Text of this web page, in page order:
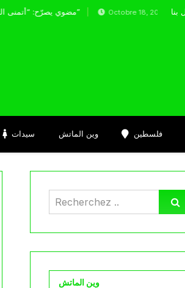
مضوي يصرّح: “أتمنى التوفيق لممثلي الكرة الجزائرية في المسابقات القارية” Octobre 18, 2025 نيس على ليون
بنا
سيدات وين الماتش فلسطين
وين الماتش